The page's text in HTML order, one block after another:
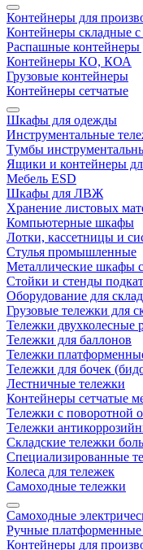
Контейнеры для
Контейнеры складные
Распашные контейнеры
Контейнеры КО, КОА
Грузовые контейнеры
Контейнеры сетчатые
Шкафы для одежды
Инструментальные
Тумбы
Ящики и контейнеры
Мебель ESD
Шкафы для ЛВЖ
Хранение листовых
Компьютерные шкафы
Лотки, кассетницы и
Стулья промышленные
Металлические шкафы
Стойки и стенды
Оборудование для
Грузовые тележки для
Тележки двухколесные
Тележки для баллонов
Тележки
Тележки для бочек
Лестничные тележки
Контейнеры сетчатые
Тележки с поворотной
Тележки
Складские тележки
Специализированные
Колеса для тележек
Самоходные тележки
Самоходные
Ручные платформенные
Контейнеры для